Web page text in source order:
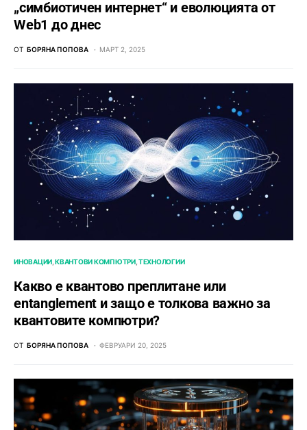
„симбиотичен интернет“ и еволюцията от
Web1 до днес
ОТ БОРЯНА ПОПОВА МАРТ 2, 2025
ИНОВАЦИИ КВАНТОВИ КОМПЮТРИ ТЕХНОЛОГИИ
Какво е квантово преплитане или
entanglement и защо е толкова важно за
квантовите компютри?
ОТ БОРЯНА ПОПОВА ФЕВРУАРИ 20, 2025